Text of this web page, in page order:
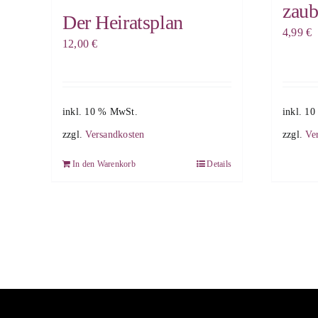
Der Heiratsplan
12,00€
inkl. 10 % MwSt.
zzgl.Versandkosten
In den Warenkorb Details
4,99€
inkl. 10
zzgl.